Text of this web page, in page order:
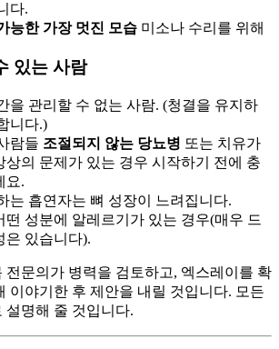
다.
능한 가장 멋진 모습 미소나 수리를 위해
있는 사람
을 관리할 수 없는 사람. (청결을 유지하
니다.)
람들 조절되지 않는 당뇨병 또는 치유가
상의 문제가 있는 경우 시작하기 전에 충
요.
는 흡연자는 뼈 성장이 느려집니다.
떤 성분에 알레르기가 있는 경우(매우 드
은 있습니다).
전문의가 병력을 검토하고, 엑스레이를 확
이야기한 후 제안을 내릴 것입니다. 모든
설명해 줄 것입니다.